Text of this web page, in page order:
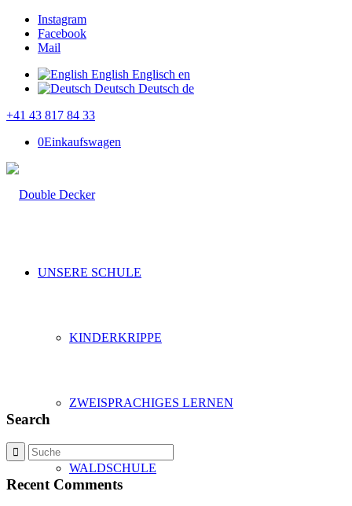
Instagram
Facebook
Mail
English Englisch en
Deutsch Deutsch de
+41 43 817 84 33
0Einkaufswagen
UNSERE SCHULE
KINDERKRIPPE
ZWEISPRACHIGES LERNEN
WALDSCHULE
Search
Recent Comments